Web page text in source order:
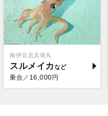
南伊豆忠兵衛丸
スルメイカ
乗合／ 16,000円